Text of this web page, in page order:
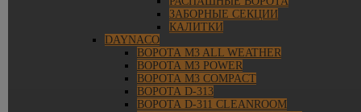
ЗАБОРНЫЕ СЕКЦИИ
КАЛИТКИ
DAYNACO
ВОРОТА M3 ALL WEATHER
ВОРОТА M3 POWER
ВОРОТА M3 COMPACT
ВОРОТА D-313
ВОРОТА D-311 CLEANROOM